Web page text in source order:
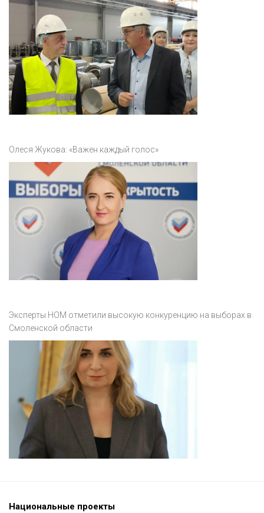
Олеся Жукова: «Важен каждый голос»
Эксперты НОМ отметили высокую конкуренцию на выборах в
Смоленской области
Национальные проекты